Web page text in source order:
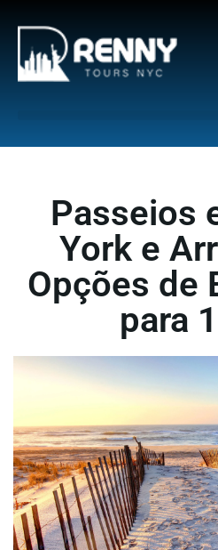
Passeios
York e
Opções de
para